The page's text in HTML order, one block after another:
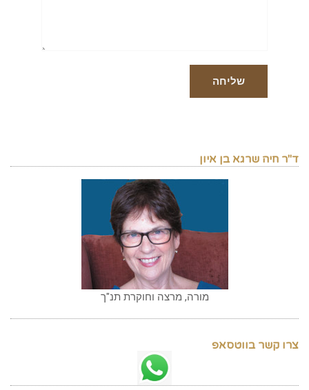
ד"ר חיה שרגא בן איון
מורה, מרצה וחוקרת תנ"ך
צרו קשר בווטסאפ